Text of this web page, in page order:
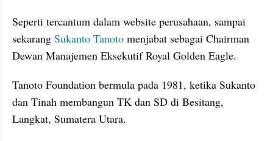
Seperti tercantum dalam website perusahaan, sampai
sekarang Sukanto Tanoto menjabat sebagai Chairman
Dewan Manajemen Eksekutif Royal Golden Eagle.
Tanoto Foundation bermula pada 1981, ketika Sukanto
dan Tinah membangun TK dan SD di Besitang,
Langkat, Sumatera Utara.